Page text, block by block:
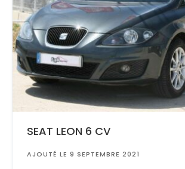
SEAT LEON 6 CV
AJOUTÉ LE 9 SEPTEMBRE 2021